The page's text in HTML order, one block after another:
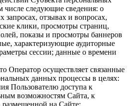
числе следующие сведения: о
запросах, отзывах и вопросах,
клики, просмотры страниц,
показы и просмотры баннеров
характеризующие аудиторные
сессии; данные о времени
Оператор осуществляет связанные
данных процессы в целях:
Пользователю доступа к
возможностям Сайта, к
на Сайте;